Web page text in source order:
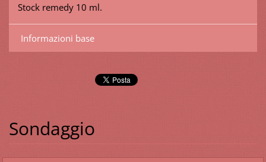
Stock remedy 10 ml.
Informazioni base
Sondaggio